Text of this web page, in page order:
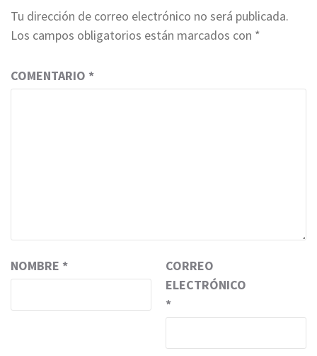
Tu dirección de correo electrónico no será publicada.
Los campos obligatorios están marcados con *
COMENTARIO *
NOMBRE *
CORREO
ELECTRÓNICO
*